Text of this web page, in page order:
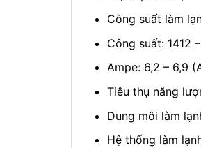
Công suất làm
Công suất: 1412
Ampe: 6,2 – 6,9
Tiêu thụ năng
Dung môi làm
Hệ thống làm